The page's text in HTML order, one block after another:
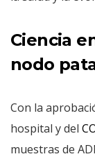
Ciencia
nodo
Con la
hospital y del
muestras de